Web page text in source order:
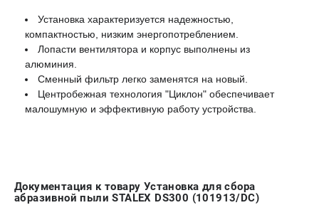
Установка характеризуется надежностью,
компактностью, низким энергопотреблением.
Лопасти вентилятора и корпус выполнены из
алюминия.
Сменный фильтр легко заменятся на новый.
Центробежная технология "Циклон" обеспечивает
малошумную и эффективную работу устройства.
Документация к товару Установка для сбора
абразивной пыли STALEX DS300 (101913/DC)